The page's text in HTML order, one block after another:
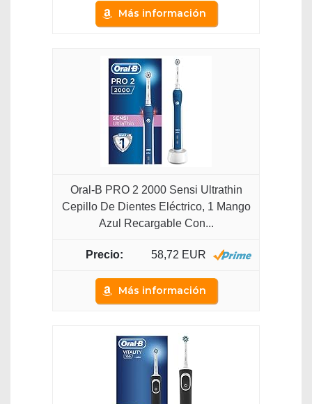
Más información
Oral-B PRO 2 2000 Sensi Ultrathin
Cepillo De Dientes Eléctrico, 1 Mango
Azul Recargable Con...
58,72 EUR
Más información